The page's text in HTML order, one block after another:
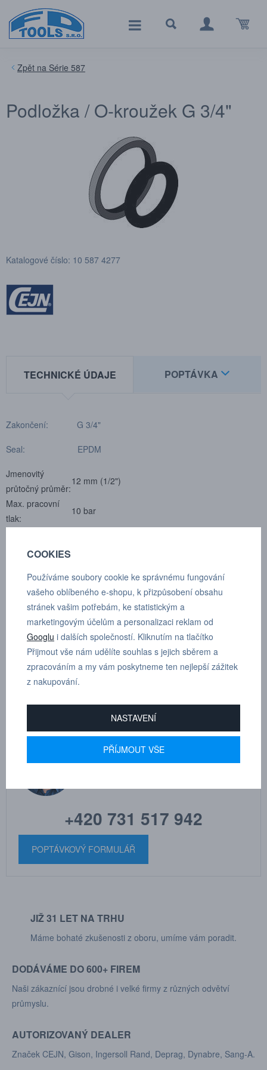
Série 587
Podložka / O-kroužek G 3/4"
Katalogové číslo: 10 587 4277
TECHNICKÉ ÚDAJE POPTÁVKA
Zakončení: G 3/4"
Seal: EPDM
Jmenovitý
průtočný průměr:
12 mm (1/2")
Max. pracovní
tlak:
10 bar
Rozmezí teplot:
Materiál vsuvky: Kalená eloxovaný hliník
Kv (dvojitý
uzávěr):
Cv (dvojitý
uzávěr):
9.34
Komentář:
Průtokový součinitel Kv/Cv je specifikován pro
směr průtoku s nejnižší hodnotou.
Materiál těsnění: EPDM -30°C - +150°C; FMVQ -40°C - +150°C
MARTIN
DRHOLEC
+420 731 517 942
POPTÁVKOVÝ FORMULÁŘ
JIŽ 31 LET NA TRHU
Máme bohaté zkušenosti z oboru, umíme vám poradit.
DODÁVÁME DO 600+ FIREM
Naši zákaznící jsou drobné i velké firmy z různých odvětví
průmyslu.
AUTORIZOVANÝ DEALER
Značek CEJN, Gison, Ingersoll Rand, Deprag, Dynabre, Sang-A.
COOKIES
Používáme soubory cookie ke správnému fungování
vašeho oblíbeného e-shopu, k přizpůsobení obsahu
stránek vašim potřebám, ke statistickým a
marketingovým účelům a personalizaci reklam od
Googlu i dalších společností. Kliknutím na tlačítko
Přijmout vše nám udělíte souhlas s jejich sběrem a
zpracováním a my vám poskytneme ten nejlepší zážitek
z nakupování.
NASTAVENÍ
PŘÍJMOUT VŠE